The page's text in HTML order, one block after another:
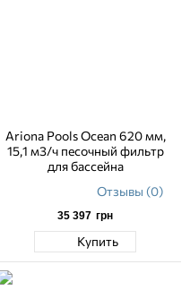
Ariona Pools Ocean 620 мм,
15,1 м3/ч песочный фильтр
для бассейна
Отзывы (0)
35 397 грн
Купить